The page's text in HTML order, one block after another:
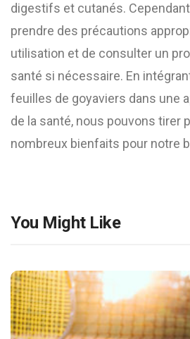
digestifs et cutanés.
prendre des précautions
utilisation et de consulter un
santé si nécessaire. En
feuilles de goyaviers dans une
de la santé, nous pouvons tirer
nombreux bienfaits pour notre
You Might Like